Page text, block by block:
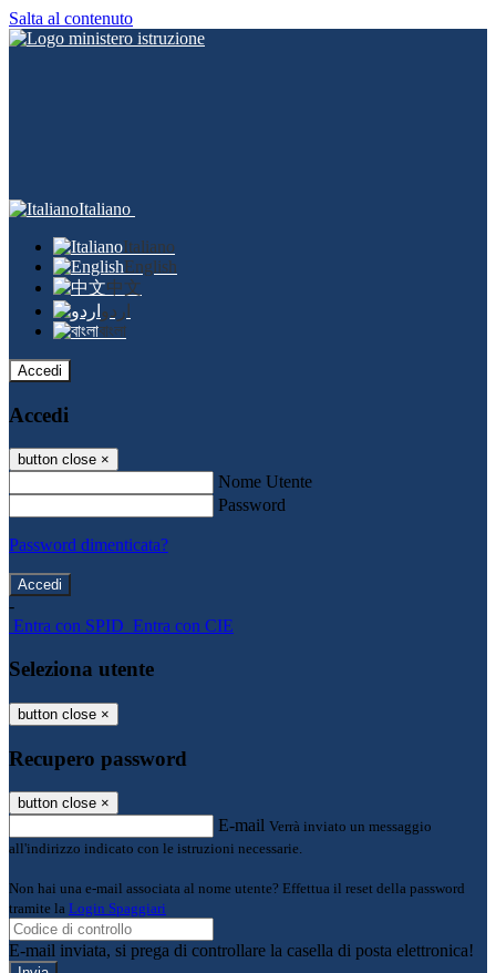
Salta al contenuto
Italiano
Italiano
English
中文
اردو
বাংলা
Accedi
Accedi
button close ×
Nome Utente
Password
Password dimenticata?
-
Entra con SPID Entra con CIE
Seleziona utente
button close ×
Recupero password
button close ×
E-mail Verrà inviato un messaggio
all'indirizzo indicato con le istruzioni necessarie.
Non hai una e-mail associata al nome utente? Effettua il reset della password
tramite la Login Spaggiari
E-mail inviata, si prega di controllare la casella di posta elettronica!